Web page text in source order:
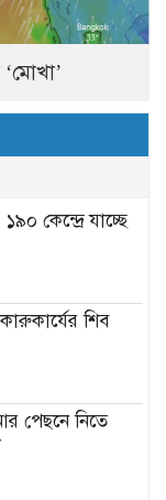
কেন্দ্রে যাচ্ছে
শিব
পেছনে নিতে